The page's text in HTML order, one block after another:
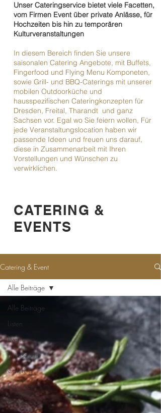
Unser Cateringservice bietet viele Facetten,
vom Firmen Event über private Anlässe, für
Hochzeiten bis hin zu temporären
Kulturveranstaltungen
In diesem Bereich finden Sie unsere
saisonalen Catering Angebote, mit Buffets,
Fingerfood und Flying Menu Komponeten,
sowie Grill- und BBQ-Caterings mit unserer
mobilen Outdoorküche und
hausspezifischen Cateringkonzepten für
Dresden, Freital, Tharandt und ganz
Sachsen vor. Egal wo Sie feiern wollen, Für
jede Veranstaltungslocation haben wir
passende Ideen und freuen uns darauf,
diese in Zusammenarbeit mit Ihren
Vorstellungen und Wünschen zu
verwirklichen.
CATERING &
EVENTS
Catering & Event
Alle Beiträge
Listen
Events
Philosophie
Catering
Hochzeit
partyservice
Alle Beiträge